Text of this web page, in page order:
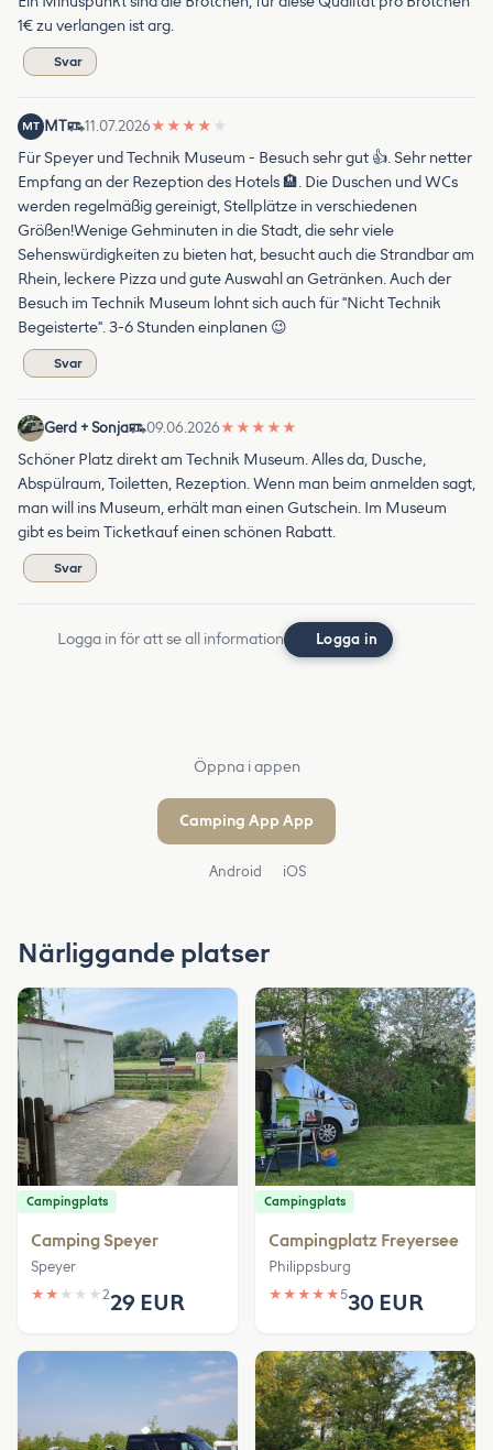
1€ zu verlangen ist arg.
Svar
MT MT 11.07.2026★ ★ ★ ★ ★
Für Speyer und Technik Museum - Besuch sehr gut 👍. Sehr netter
Empfang an der Rezeption des Hotels 🏨. Die Duschen und WCs
werden regelmäßig gereinigt, Stellplätze in verschiedenen
Größen!Wenige Gehminuten in die Stadt, die sehr viele
Sehenswürdigkeiten zu bieten hat, besucht auch die Strandbar am
Rhein, leckere Pizza und gute Auswahl an Getränken. Auch der
Besuch im Technik Museum lohnt sich auch für "Nicht Technik
Begeisterte". 3-6 Stunden einplanen 😉
Svar
Gerd + Sonja 09.06.2026★ ★ ★ ★ ★
Schöner Platz direkt am Technik Museum. Alles da, Dusche,
Abspülraum, Toiletten, Rezeption. Wenn man beim anmelden sagt,
man will ins Museum, erhält man einen Gutschein. Im Museum
gibt es beim Ticketkauf einen schönen Rabatt.
Svar
Logga in för att se all information Logga in
Öppna i appen
Camping App App
Android iOS
Närliggande platser
Campingplats
Camping Speyer
Speyer
★ ★ ★ ★ ★ 229 EUR
Campingplats
Campingplatz Freyersee
Philippsburg
★ ★ ★ ★ ★530 EUR